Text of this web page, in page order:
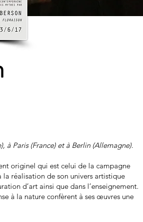
à Paris (France) et à Berlin (Allemagne).
originel qui est celui de la campagne
réalisation de son univers artistique
d’art ainsi que dans l’enseignement.
à la nature confèrent à ses œuvres une